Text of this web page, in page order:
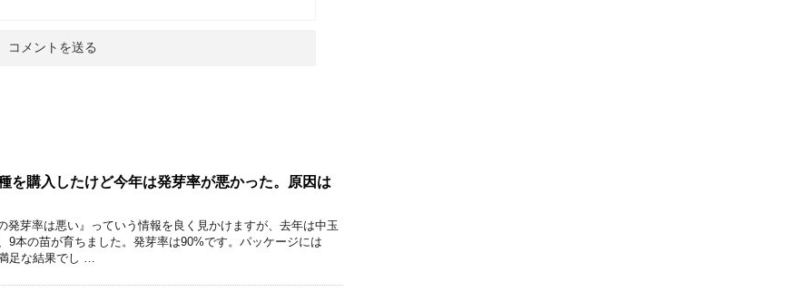
を購入したけど今年は発芽率が悪かった。原因は
発芽率は悪い』っていう情報を良く見かけますが、去年は中玉
9本の苗が育ちました。発芽率は90%です。パッケージには
足な結果でし …